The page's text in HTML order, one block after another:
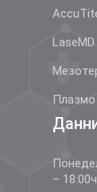
LaseMD
Плазмо
–